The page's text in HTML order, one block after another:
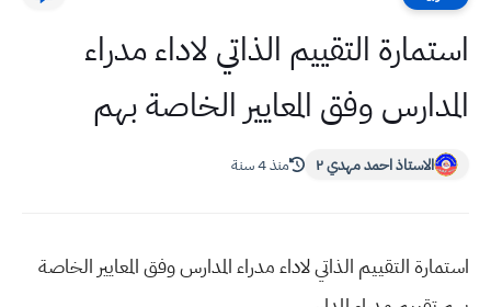
استمارة التقييم الذاتي لاداء مدراء
المدارس وفق المعايير الخاصة بهم
الاستاذ احمد مهدي ٢ منذ 4 سنة
استمارة التقييم الذاتي لاداء مدراء المدارس وفق المعايير الخاصة